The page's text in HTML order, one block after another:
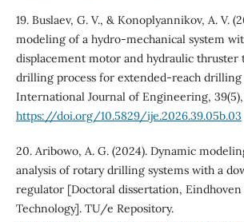
19. Buslaev, G. V., & Konoplyannikov, A. V.
modeling of a hydro-mechanical system
displacement motor and hydraulic thruster
drilling process for extended-reach drilling
International Journal of Engineering, 39(5),
https://doi.org/10.5829/ije.2026.39.05b.03
20. Aribowo, A. G. (2024). Dynamic
analysis of rotary drilling systems with a
regulator [Doctoral dissertation,
Technology]. TU/e Repository.